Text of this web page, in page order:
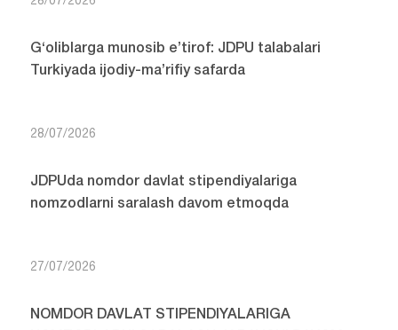
G‘oliblarga munosib e’tirof: JDPU talabalari
Turkiyada ijodiy-ma’rifiy safarda
28/07/2026
JDPUda nomdor davlat stipendiyalariga
nomzodlarni saralash davom etmoqda
27/07/2026
NOMDOR DAVLAT STIPENDIYALARIGA